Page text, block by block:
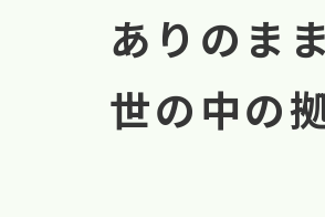
ありのま
世の中の